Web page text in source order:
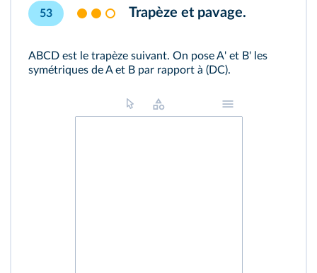
53 Trapèze et pavage.
ABCD est le trapèze suivant. On pose A' et B' les
symétriques de A et B par rapport à (DC).